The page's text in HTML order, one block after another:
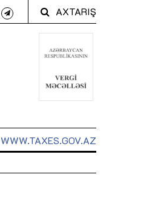
AXTARIŞ
WWW.TAXES.GOV.AZ